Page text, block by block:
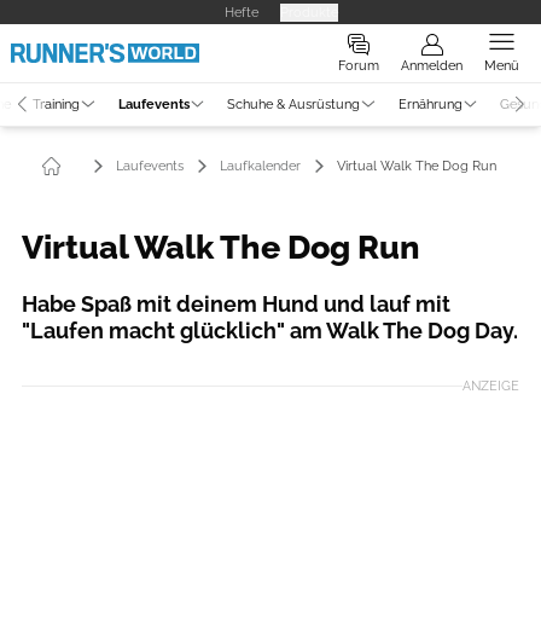
Hefte
Forum Anmelden Menü
Training Laufevents Schuhe & Ausrüstung Ernährung
Laufevents Laufkalender Virtual Walk The Dog Run
Virtual Walk The Dog Run
Habe Spaß mit deinem Hund und lauf mit
"Laufen macht glücklich" am Walk The Dog Day.
ANZEIGE